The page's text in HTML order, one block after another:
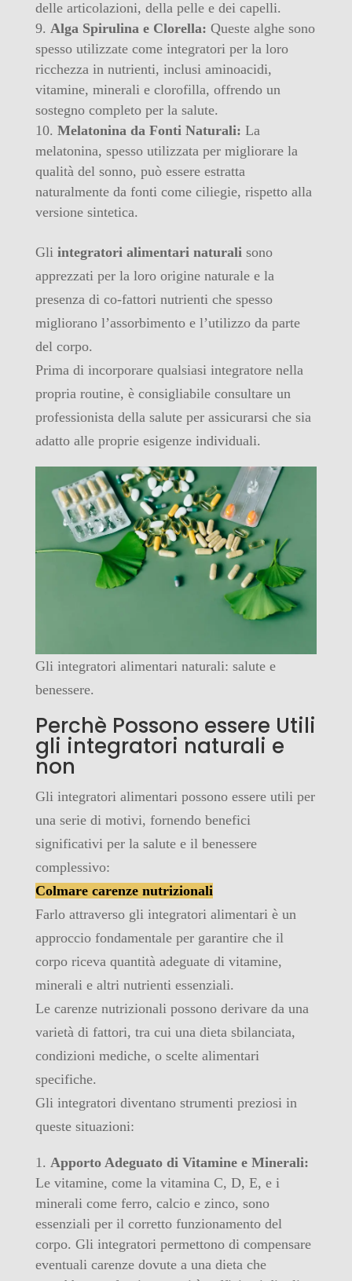
delle articolazioni, della pelle e dei capelli.
Alga Spirulina e Clorella: Queste alghe sono
spesso utilizzate come integratori per la loro
ricchezza in nutrienti, inclusi aminoacidi,
vitamine, minerali e clorofilla, offrendo un
sostegno completo per la salute.
Melatonina da Fonti Naturali: La
melatonina, spesso utilizzata per migliorare la
qualità del sonno, può essere estratta
naturalmente da fonti come ciliegie, rispetto alla
versione sintetica.
Gli integratori alimentari naturalisono
apprezzati per la loro origine naturale e la
presenza di co-fattori nutrienti che spesso
migliorano l’assorbimento e l’utilizzo da parte
del corpo.
Prima di incorporare qualsiasi integratore nella
propria routine, è consigliabile consultare un
professionista della salute per assicurarsi che sia
adatto alle proprie esigenze individuali.
Gli integratori alimentari naturali: salute e
benessere.
Perchè Possono essere Utili
gli integratori naturali e
non
Gli integratori alimentari possono essere utili per
una serie di motivi, fornendo benefici
significativi per la salute e il benessere
complessivo:
Colmare carenze nutrizionali
Farlo attraverso gli integratori alimentari è un
approccio fondamentale per garantire che il
corpo riceva quantità adeguate di vitamine,
minerali e altri nutrienti essenziali.
Le carenze nutrizionali possono derivare da una
varietà di fattori, tra cui una dieta sbilanciata,
condizioni mediche, o scelte alimentari
specifiche.
Gli integratori diventano strumenti preziosi in
queste situazioni:
Apporto Adeguato di Vitamine e Minerali:
Le vitamine, come la vitamina C, D, E, e i
minerali come ferro, calcio e zinco, sono
essenziali per il corretto funzionamento del
corpo. Gli integratori permettono di compensare
eventuali carenze dovute a una dieta che